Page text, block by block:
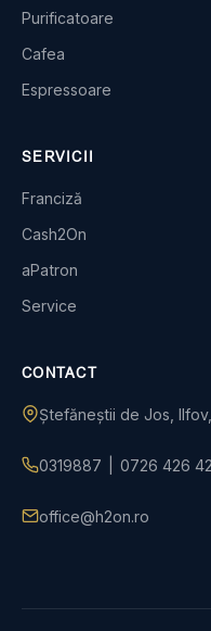
Purificatoare
Cafea
Espressoare
SERVICII
Franciză
Cash2On
aPatron
Service
CONTACT
Ștefăneștii de Jos,
0319887 0726 426
office@h2on.ro